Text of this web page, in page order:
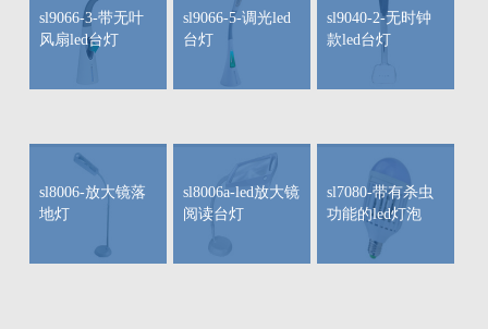
sl9066-3-带无叶
风扇led台灯
sl9066-5-调光led
台灯
sl9040-2-无时钟
款led台灯
sl8006-放大镜落
地灯
sl8006a-led放大镜
阅读台灯
sl7080-带有杀虫
功能的led灯泡